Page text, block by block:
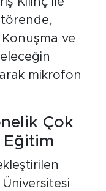
törende,
Konuşma ve
mikrofon
Çok
Eğitim